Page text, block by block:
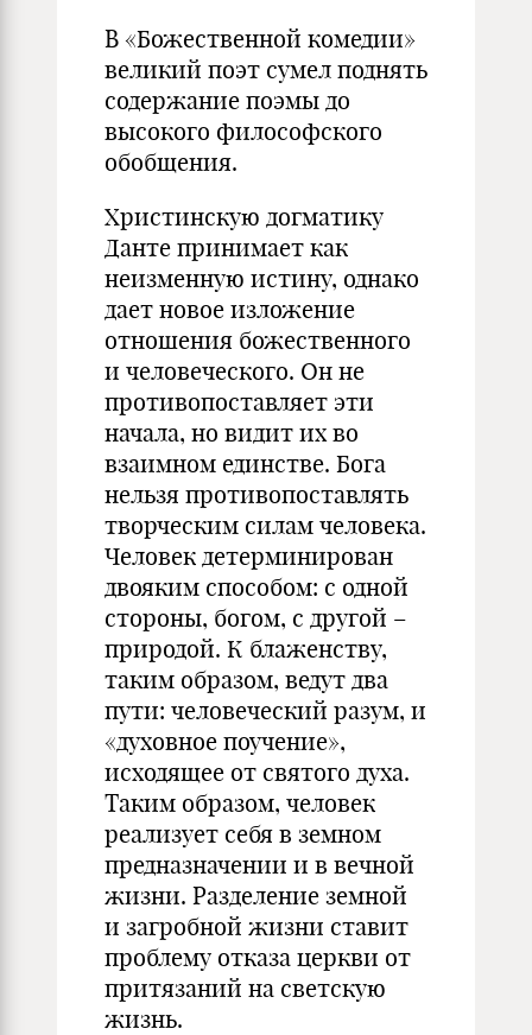
В «Божественной комедии»
великий поэт сумел поднять
содержание поэмы до
высокого философского
обобщения.
Христинскую догматику
Данте принимает как
неизменную истину, однако
дает новое изложение
отношения божественного
и человеческого. Он не
противопоставляет эти
начала, но видит их во
взаимном единстве. Бога
нельзя противопоставлять
творческим силам человека.
Человек детерминирован
двояким способом: с одной
стороны, богом, с другой –
природой. К блаженству,
таким образом, ведут два
пути: человеческий разум, и
«духовное поучение»,
исходящее от святого духа.
Таким образом, человек
реализует себя в земном
предназначении и в вечной
жизни. Разделение земной
и загробной жизни ставит
проблему отказа церкви от
притязаний на светскую
жизнь.